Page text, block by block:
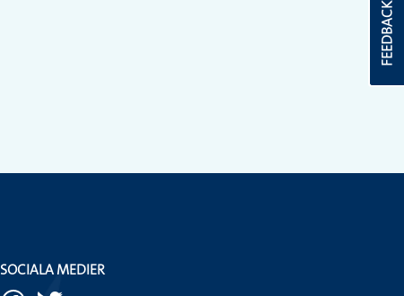
FEEDBACK
SOCIALA MEDIER